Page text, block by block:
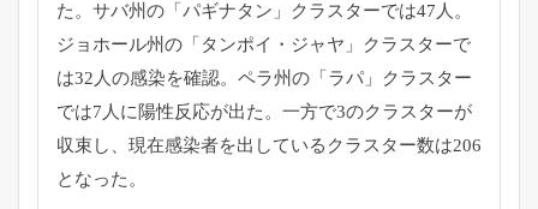
た。サバ州の「パギナタン」クラスターでは47人。
ジョホール州の「タンポイ・ジャヤ」クラスターで
は32人の感染を確認。ペラ州の「ラパ」クラスター
では7人に陽性反応が出た。一方で3のクラスターが
収束し、現在感染者を出しているクラスター数は206
となった。